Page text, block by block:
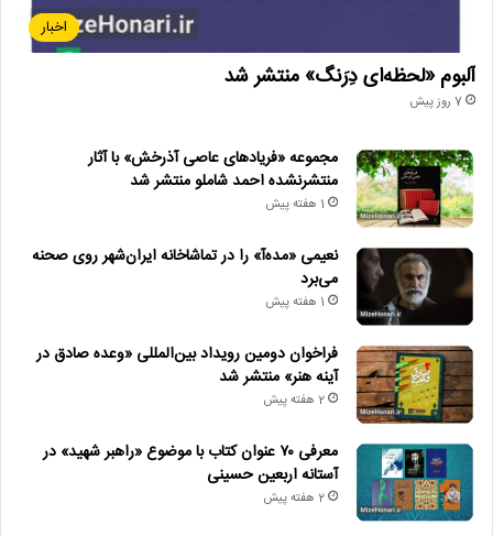
فرهنگسرای رسانه
فیلم در میان تپه‌ها
لیدی گاگا
محمدعلی بهمنی
اخبار
آلبوم «لحظه‌ای دِرَنگ» منتشر شد
7 روز پیش
مجموعه «فریادهای عاصی آذرخش» با آثار
منتشرنشده احمد شاملو منتشر شد
1 هفته پیش
نعیمی «مده‌آ» را در تماشاخانه ایران‌شهر روی صحنه
می‌برد
1 هفته پیش
فراخوان دومین رویداد بین‌المللی «وعده صادق در
آینه هنر» منتشر شد
2 هفته پیش
معرفی ۷۰ عنوان کتاب با موضوع «راهبر شهید» در
آستانه اربعین حسینی
2 هفته پیش